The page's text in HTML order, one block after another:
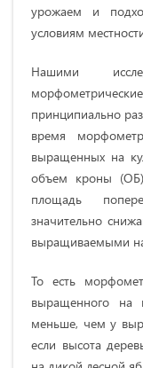
урожаем и
условиям
Нашими
принципиально
время
выращенных на
объем кроны
площадь
значительно
выращиваемыми на
То есть
выращенного на
меньше, чем у
если высота